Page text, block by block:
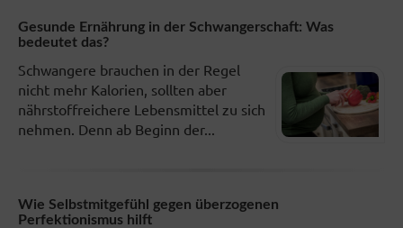
Gesunde Ernährung in der Schwangerschaft: Was
bedeutet das?
Schwangere brauchen in der Regel
nicht mehr Kalorien, sollten aber
nährstoffreichere Lebensmittel zu sich
nehmen. Denn ab Beginn der...
Wie Selbstmitgefühl gegen überzogenen
Perfektionismus hilft